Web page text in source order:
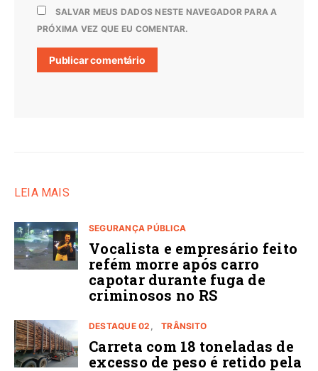
SALVAR MEUS DADOS NESTE NAVEGADOR PARA A
PRÓXIMA VEZ QUE EU COMENTAR.
LEIA MAIS
SEGURANÇA PÚBLICA
Vocalista e empresário feito
refém morre após carro
capotar durante fuga de
criminosos no RS
DESTAQUE 02 TRÂNSITO
Carreta com 18 toneladas de
excesso de peso é retido pela